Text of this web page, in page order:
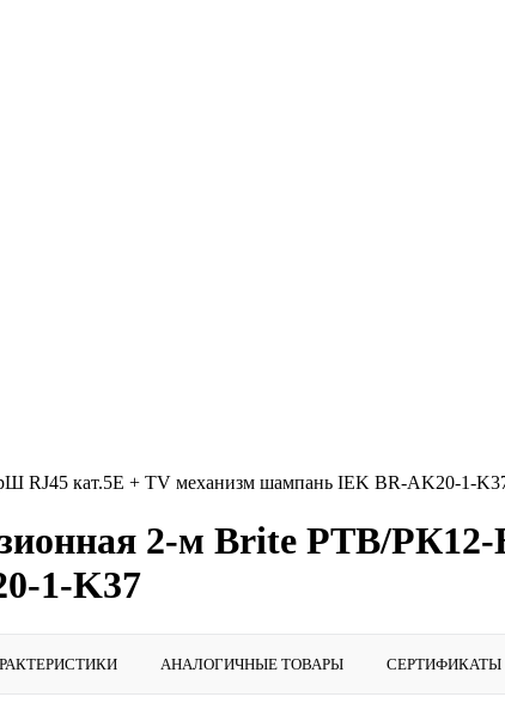
RJ45 кат.5E + TV механизм шампань IEK BR-AK20-1-
2-м Brite РТВ/
1-K37
АНАЛОГИЧНЫЕ ТОВАРЫ СЕРТИФИКАТЫ